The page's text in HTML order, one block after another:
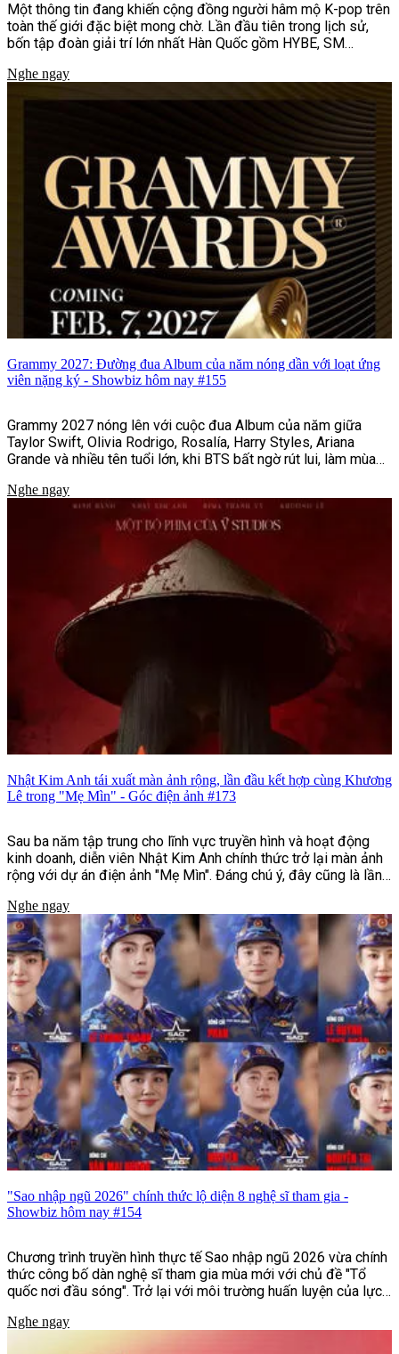
Một thông tin đang khiến cộng đồng người hâm mộ K-pop trên
toàn thế giới đặc biệt mong chờ. Lần đầu tiên trong lịch sử,
bốn tập đoàn giải trí lớn nhất Hàn Quốc gồm HYBE, SM
cùng bắt tay tổ chức lễ hội âm nhạc và văn hóa quy mô quốc tế
Nghe ngay
Grammy 2027: Đường đua Album của năm nóng dần với loạt ứng
viên nặng ký - Showbiz hôm nay #155
Grammy 2027 nóng lên với cuộc đua Album của năm giữa
Taylor Swift, Olivia Rodrigo, Rosalía, Harry Styles, Ariana
Grande và nhiều tên tuổi lớn, khi BTS bất ngờ rút lui, làm mùa
Nghe ngay
Nhật Kim Anh tái xuất màn ảnh rộng, lần đầu kết hợp cùng Khương
Lê trong "Mẹ Mìn" - Góc điện ảnh #173
Sau ba năm tập trung cho lĩnh vực truyền hình và hoạt động
kinh doanh, diễn viên Nhật Kim Anh chính thức trở lại màn ảnh
rộng với dự án điện ảnh "Mẹ Mìn". Đáng chú ý, đây cũng là lần
kém cô 13 tuổi. Dù không vào vai cặp đôi, sự kết hợp giữa hai
gương mặt thuộc hai thế hệ diễn viên vẫn nhanh chóng thu hút
sự quan tâm của khán giả ngay từ những hình ảnh đầu tiên
được công bố tại lễ khai máy.
Nghe ngay
"Sao nhập ngũ 2026" chính thức lộ diện 8 nghệ sĩ tham gia -
Showbiz hôm nay #154
Chương trình truyền hình thực tế Sao nhập ngũ 2026 vừa chính
thức công bố dàn nghệ sĩ tham gia mùa mới với chủ đề "Tổ
quốc nơi đầu sóng". Trở lại với môi trường huấn luyện của lực
những thử thách khắc nghiệt hơn, chân thực hơn, tái hiện cuộc
Nghe ngay